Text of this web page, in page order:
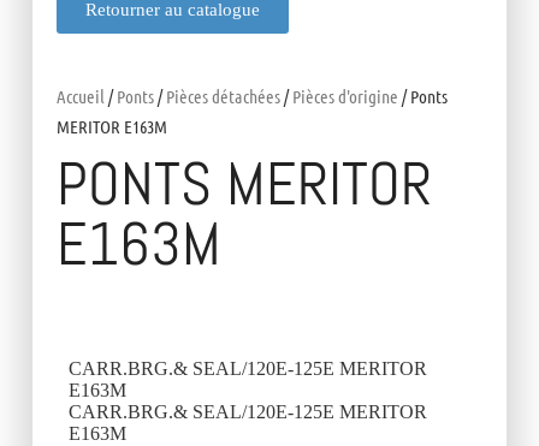
Retourner au catalogue
Accueil /Ponts/Pièces détachées/Pièces d'origine / Ponts
MERITOR E163M
PONTS MERITOR
E163M
CARR.BRG.& SEAL/120E-125E MERITOR
E163M
CARR.BRG.& SEAL/120E-125E MERITOR
E163M